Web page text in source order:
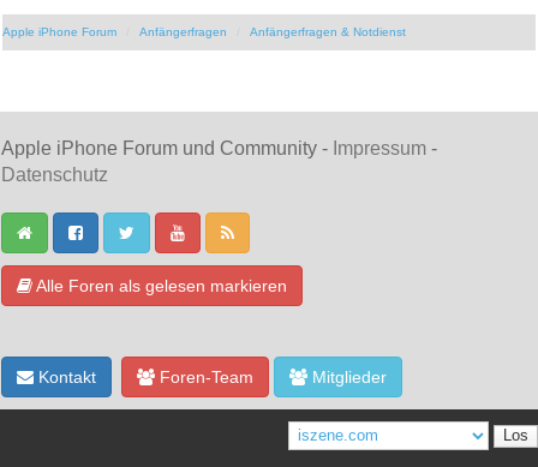
Apple iPhone Forum Anfängerfragen Anfängerfragen & Notdienst
Apple iPhone Forum und Community - Impressum -
Datenschutz
Alle Foren als gelesen markieren
Kontakt Foren-Team Mitglieder